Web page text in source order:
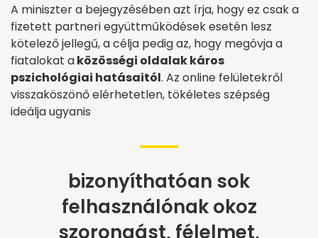
A miniszter a bejegyzésében azt írja, hogy ez csak a
fizetett partneri együttműködések esetén lesz
kötelező jellegű, a célja pedig az, hogy megóvja a
fiatalokat aközösségi oldalak káros
pszichológiai hatásaitól. Az online felületekről
visszaköszönő elérhetetlen, tökéletes szépség
ideálja ugyanis
bizonyíthatóan sok
felhasználónak okoz
szorongást, félelmet,